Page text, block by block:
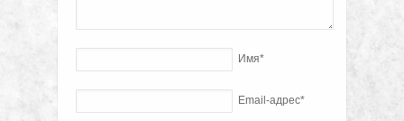
Имя*
Email-адрес*